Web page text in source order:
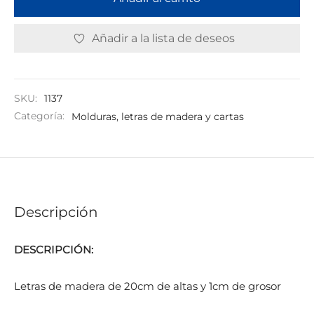
Añadir a la lista de deseos
SKU:
1137
Categoría:
Molduras, letras de madera y cartas
Descripción
DESCRIPCIÓN:
Letras de madera de 20cm de altas y 1cm de grosor